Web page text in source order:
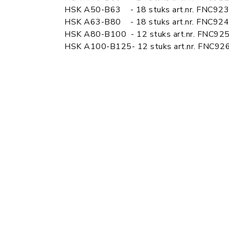
HSK A50-B63 - 18 stuks art.nr.
HSK A63-B80 - 18 stuks art.nr.
HSK A80-B100 - 12 stuks art.nr.
HSK A100-B125- 12 stuks art.nr.